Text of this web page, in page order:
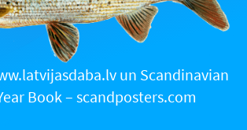
un Scandinavian
Book – scandposters.com